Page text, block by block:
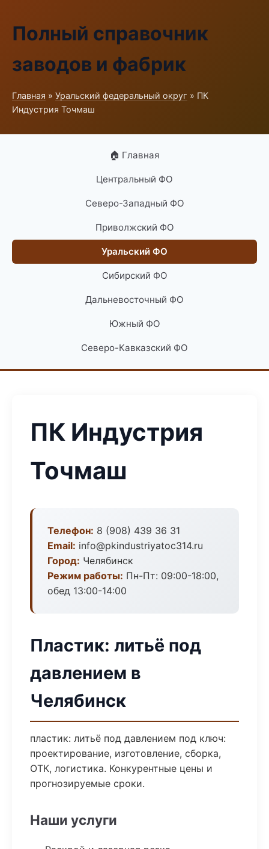
Полный справочник
заводов и фабрик
Главная » Уральский федеральный округ » ПК
Индустрия Точмаш
🏠 Главная
Центральный ФО
Северо-Западный ФО
Приволжский ФО
Уральский ФО
Сибирский ФО
Дальневосточный ФО
Южный ФО
Северо-Кавказский ФО
ПК Индустрия
Точмаш
Телефон: 8 (908) 439 36 31
Email: info@pkindustriyatoc314.ru
Город: Челябинск
Режим работы: Пн-Пт: 09:00-18:00,
обед 13:00-14:00
Пластик: литьё под
давлением в
Челябинск
пластик: литьё под давлением под ключ:
проектирование, изготовление, сборка,
ОТК, логистика. Конкурентные цены и
прогнозируемые сроки.
Наши услуги